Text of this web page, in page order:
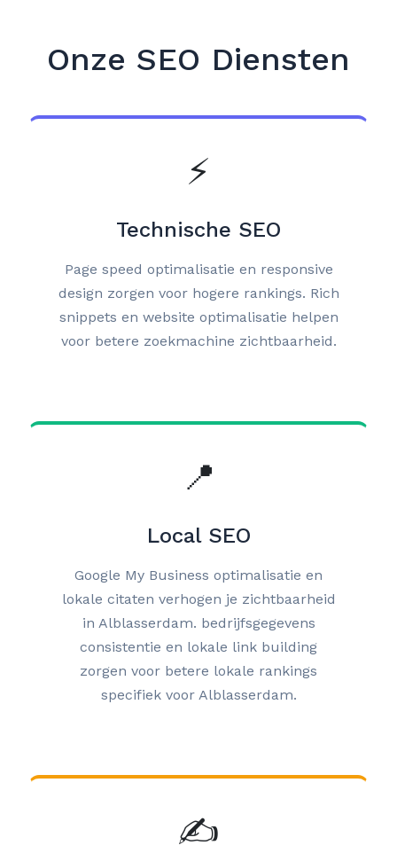
Onze SEO Diensten
⚡
Technische SEO
Page speed optimalisatie en responsive
design zorgen voor hogere rankings. Rich
snippets en website optimalisatie helpen
voor betere zoekmachine zichtbaarheid.
📍
Local SEO
Google My Business optimalisatie en
lokale citaten verhogen je zichtbaarheid
in Alblasserdam. bedrijfsgegevens
consistentie en lokale link building
zorgen voor betere lokale rankings
specifiek voor Alblasserdam.
✍️